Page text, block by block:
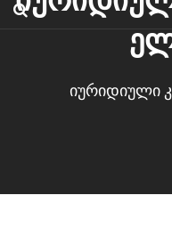
იურიდიული